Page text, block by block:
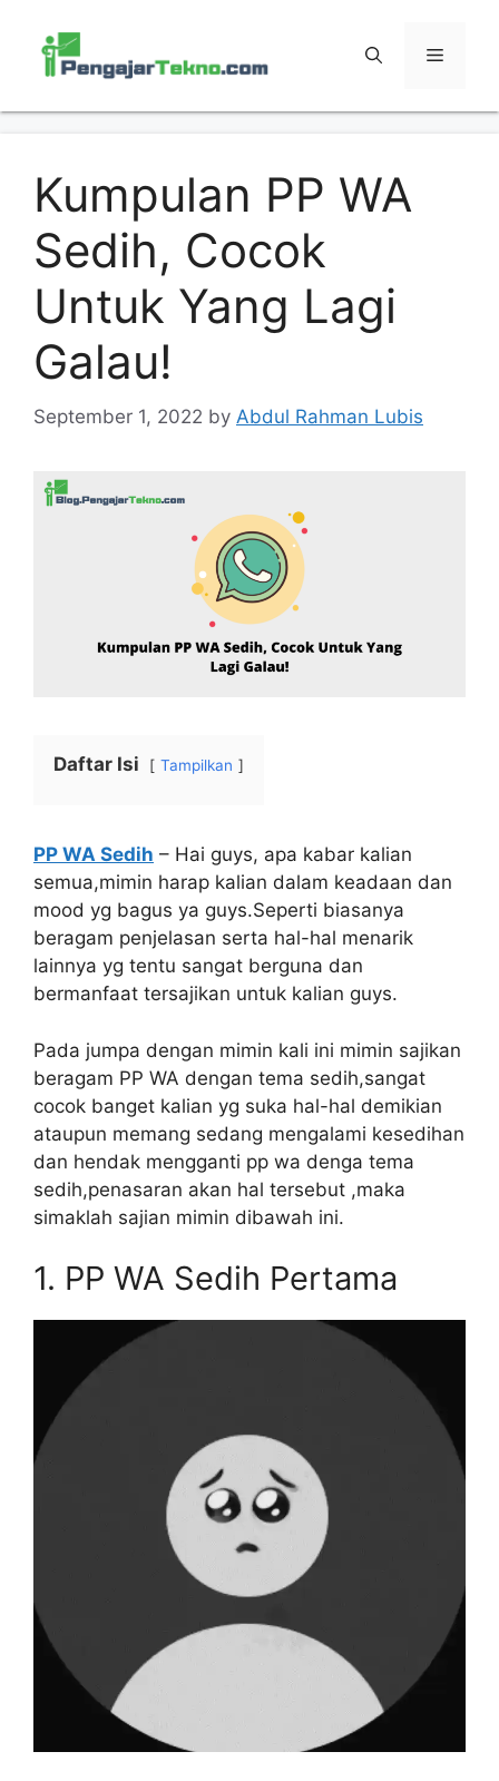
content
MENU
Kumpulan PP WA
Sedih, Cocok
Untuk Yang Lagi
Galau!
September 1, 2022 by Abdul Rahman Lubis
Daftar Isi Tampilkan
PP WA Sedih – Hai guys, apa kabar kalian
semua,mimin harap kalian dalam keadaan dan
mood yg bagus ya guys.Seperti biasanya
beragam penjelasan serta hal-hal menarik
lainnya yg tentu sangat berguna dan
bermanfaat tersajikan untuk kalian guys.
Pada jumpa dengan mimin kali ini mimin sajikan
beragam PP WA dengan tema sedih,sangat
cocok banget kalian yg suka hal-hal demikian
ataupun memang sedang mengalami kesedihan
dan hendak mengganti pp wa denga tema
sedih,penasaran akan hal tersebut ,maka
simaklah sajian mimin dibawah ini.
1. PP WA Sedih Pertama